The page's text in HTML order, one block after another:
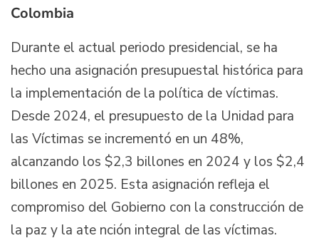
Colombia
Durante el actual periodo presidencial, se ha
hecho una asignación presupuestal histórica para
la implementación de la política de víctimas.
Desde 2024, el presupuesto de la Unidad para
las Víctimas se incrementó en un 48%,
alcanzando los $2,3 billones en 2024 y los $2,4
billones en 2025. Esta asignación refleja el
compromiso del Gobierno con la construcción de
la paz y la ate nción integral de las víctimas.